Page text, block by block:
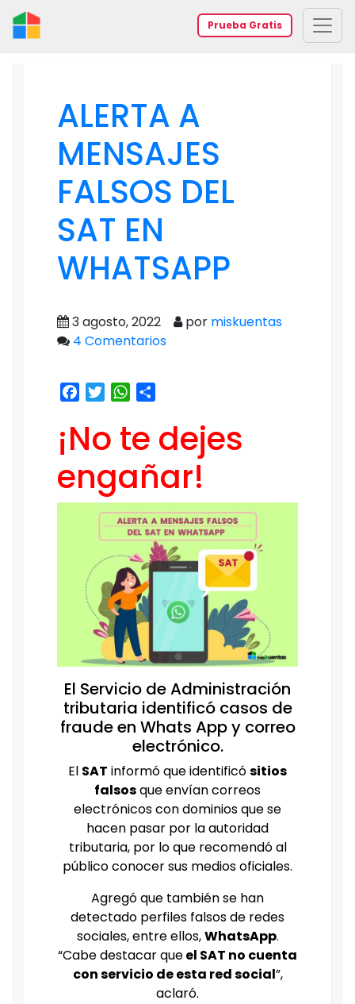
Prueba Gratis
ALERTA A
MENSAJES
FALSOS DEL
SAT EN
WHATSAPP
3 agosto, 2022 por miskuentas
4 Comentarios
Facebook
TwitterWhatsApp
¡No te dejes
engañar!
El Servicio de Administración
tributaria identificó casos de
fraude en Whats App y correo
electrónico.
El SAT informó que identificósitios
falsosque envían correos
electrónicos con dominios que se
hacen pasar por la autoridad
tributaria, por lo que recomendó al
público conocer sus medios oficiales.
Agregó que también se han
detectado perfiles falsos de redes
sociales, entre ellos,WhatsApp.
“Cabe destacar queel SAT no cuenta
con servicio de esta red social”,
aclaró.